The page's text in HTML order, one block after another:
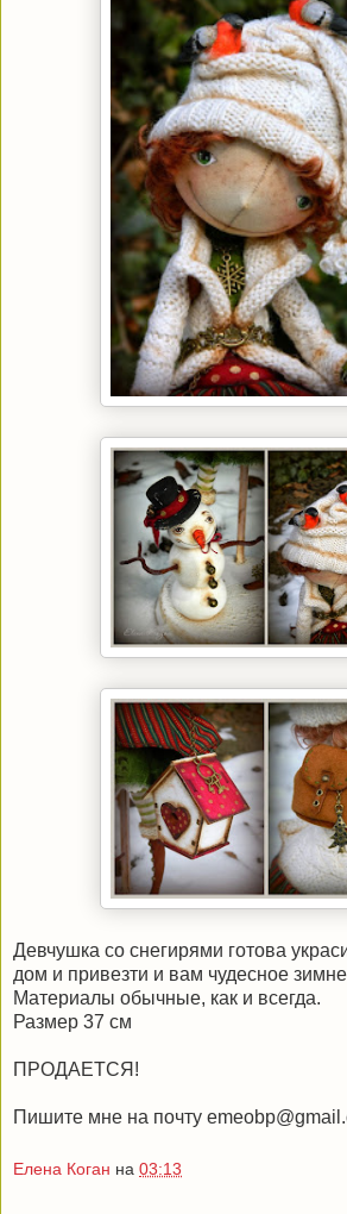
Девчушка со снегирями готова
дом и привезти и вам чудесное
Материалы обычные, как и всегда.
Размер 37 см
ПРОДАЕТСЯ!
Пишите мне на почту
Елена Коган на 03:13